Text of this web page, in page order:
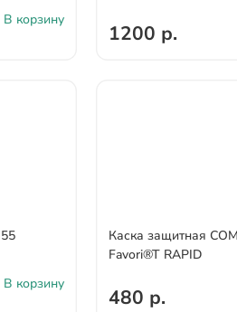
В корзину
1200 р.
В корзину
Каска защитная
Favori®T RAPID
480 р.